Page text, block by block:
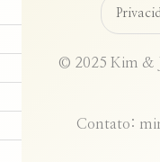
© 2025 Kim &
Contato: